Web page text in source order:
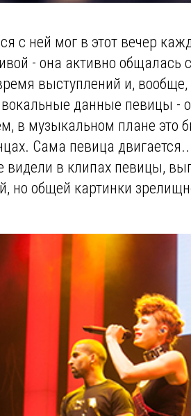
с ней мог в этот вечер
- она активно
выступлений и,
данные певицы -
в музыкальном плане это
Сама певица
в клипах певицы,
но общей картинки